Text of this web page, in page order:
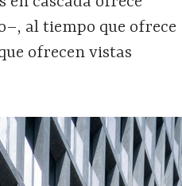
al tiempo que ofrece
ofrecen vistas